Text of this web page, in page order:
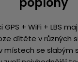
GPS + WiFi + LBS
dítěte v různých
místech se slabým